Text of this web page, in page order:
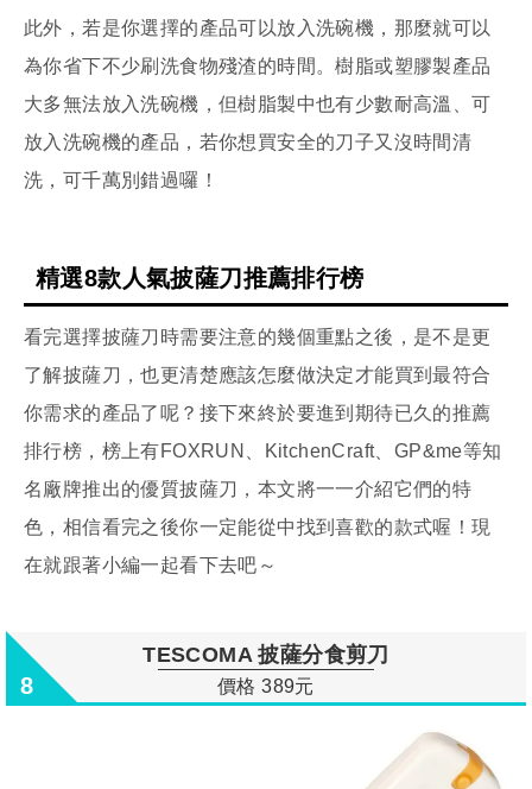
此外，若是你選擇的產品可以放入洗碗機，那麼就可以
為你省下不少刷洗食物殘渣的時間。樹脂或塑膠製產品
大多無法放入洗碗機，但樹脂製中也有少數耐高溫、可
放入洗碗機的產品，若你想買安全的刀子又沒時間清
洗，可千萬別錯過囉！
精選8款人氣披薩刀推薦排行榜
看完選擇披薩刀時需要注意的幾個重點之後，是不是更
了解披薩刀，也更清楚應該怎麼做決定才能買到最符合
你需求的產品了呢？接下來終於要進到期待已久的推薦
排行榜，榜上有FOXRUN、KitchenCraft、GP&me等知
名廠牌推出的優質披薩刀，本文將一一介紹它們的特
色，相信看完之後你一定能從中找到喜歡的款式喔！現
在就跟著小編一起看下去吧～
8
TESCOMA 披薩分食剪刀
價格 389元